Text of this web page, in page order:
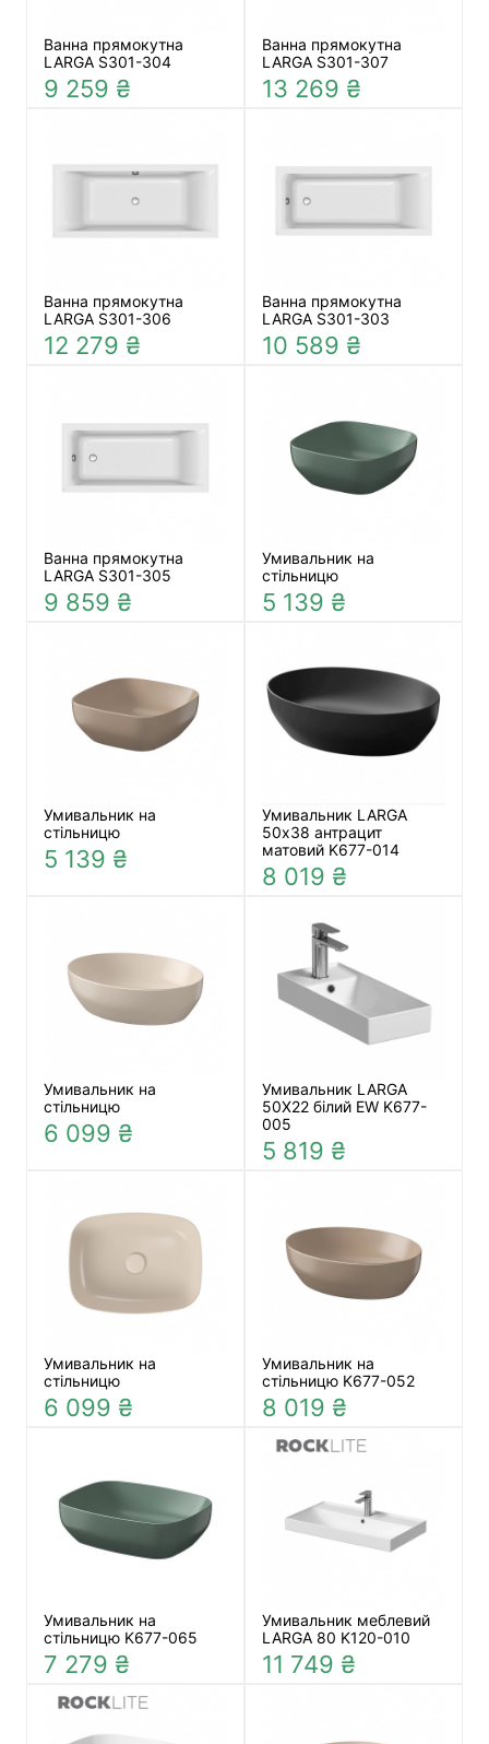
Ванна прямокутна
LARGA S301-304
9 259 ₴
Ванна прямокутна
LARGA S301-307
13 269 ₴
Ванна прямокутна
LARGA S301-306
12 279 ₴
Ванна прямокутна
LARGA S301-303
10 589 ₴
Ванна прямокутна
LARGA S301-305
9 859 ₴
Умивальник на
стільницю
5 139 ₴
Умивальник на
стільницю
5 139 ₴
Умивальник LARGA
50х38 антрацит
матовий K677-014
8 019 ₴
Умивальник на
стільницю
6 099 ₴
Умивальник LARGA
50X22 білий EW K677-
005
5 819 ₴
Умивальник на
стільницю
6 099 ₴
Умивальник на
стільницю K677-052
8 019 ₴
Умивальник на
стільницю K677-065
7 279 ₴
Умивальник меблевий
LARGA 80 K120-010
11 749 ₴